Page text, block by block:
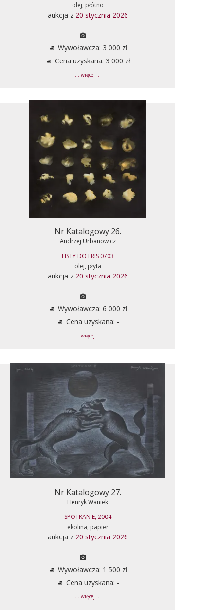
olej, płótno
aukcja z 20 stycznia 2026
Wywoławcza: 3 000 zł
Cena uzyskana: 3 000 zł
... więcej ...
Nr Katalogowy 26.
Andrzej Urbanowicz
LISTY DO ERIS 0703
olej, płyta
aukcja z 20 stycznia 2026
Wywoławcza: 6 000 zł
Cena uzyskana: -
... więcej ...
Nr Katalogowy 27.
Henryk Waniek
SPOTKANIE, 2004
ekolina, papier
aukcja z 20 stycznia 2026
Wywoławcza: 1 500 zł
Cena uzyskana: -
... więcej ...